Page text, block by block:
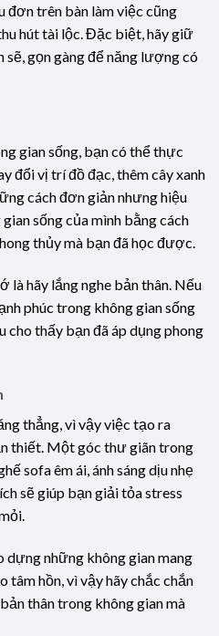
đơn trên bàn làm việc cũng
hút tài lộc. Đặc biệt, hãy giữ
sẽ, gọn gàng để năng lượng có
gian sống, bạn có thể thực
đổi vị trí đồ đạc, thêm cây xanh
cách đơn giản nhưng hiệu
sống của mình bằng cách
thủy mà bạn đã học được.
là hãy lắng nghe bản thân. Nếu
phúc trong không gian sống
cho thấy bạn đã áp dụng phong
thẳng, vì vậy việc tạo ra
thiết. Một góc thư giãn trong
sofa êm ái, ánh sáng dịu nhẹ
sẽ giúp bạn giải tỏa stress
dựng những không gian mang
tâm hồn, vì vậy hãy chắc chắn
thân trong không gian mà